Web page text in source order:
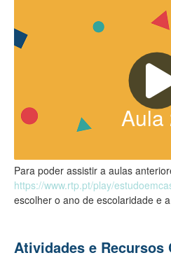
Aula
Para poder assistir a aulas
https://www.rtp.pt/play/
escolher o ano de escolaridade e
Atividades e Recursos